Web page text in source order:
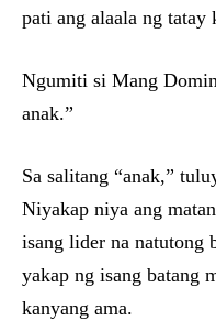
pati ang alaala ng tatay
Ngumiti si Mang
anak.”
Sa salitang “anak,”
Niyakap niya ang
isang lider na natutong
yakap ng isang batang
kanyang ama.